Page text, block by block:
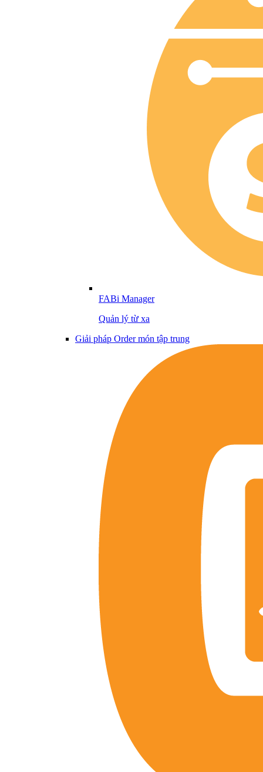
FABi Manager
Quản lý từ xa
Giải pháp Order món tập trung